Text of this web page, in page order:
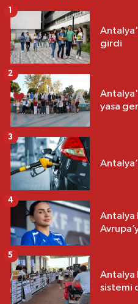
girdi
1
yasa
2
3
Antalya
4
Antalya
sistemi
5